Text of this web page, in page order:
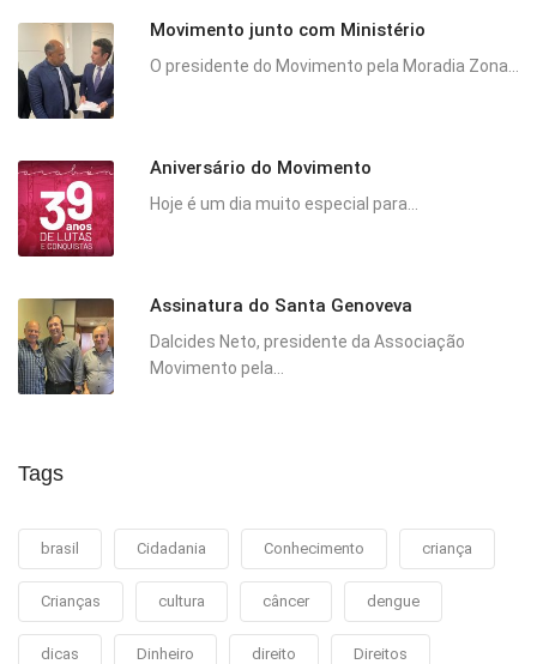
Movimento junto com Ministério
O presidente do Movimento pela Moradia Zona...
Aniversário do Movimento
Hoje é um dia muito especial para...
Assinatura do Santa Genoveva
Dalcides Neto, presidente da Associação
Movimento pela...
Tags
brasil Cidadania Conhecimento criança
Crianças cultura câncer dengue
dicas Dinheiro direito Direitos